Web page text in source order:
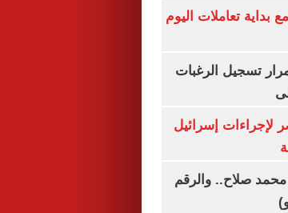
تعاملات اليوم
2026.. استمرار تسجيل الرغبات
لإجراءات إسرائيل
صلاح.. والرقم